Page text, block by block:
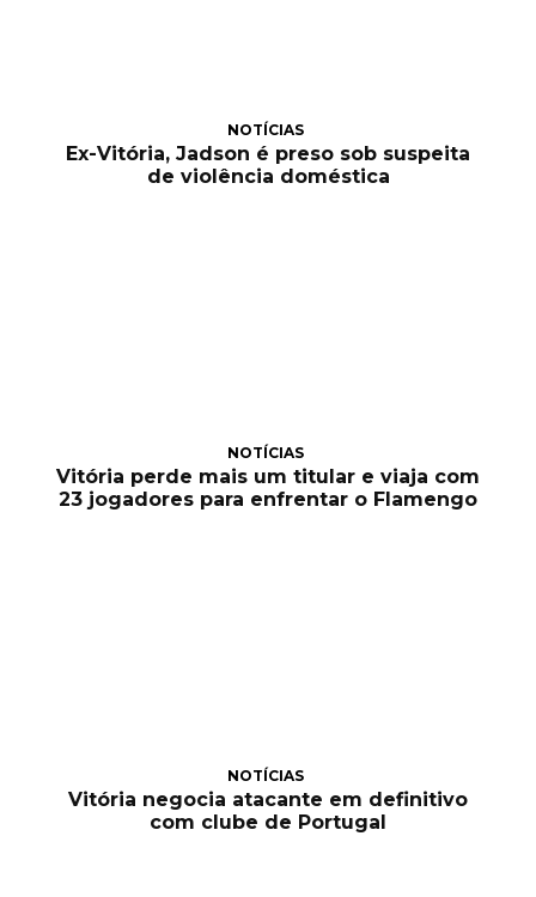
NOTÍCIAS
Ex-Vitória, Jadson é preso sob suspeita
de violência doméstica
NOTÍCIAS
Vitória perde mais um titular e viaja com
23 jogadores para enfrentar o Flamengo
NOTÍCIAS
Vitória negocia atacante em definitivo
com clube de Portugal